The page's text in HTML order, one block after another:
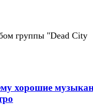
группы "Dead City
хорошие